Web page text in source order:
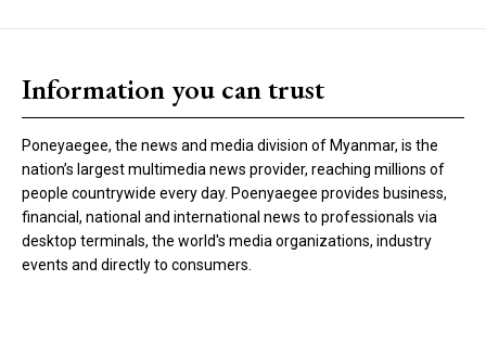
Information you can trust
Poneyaegee, the news and media division of Myanmar, is the
nation’s largest multimedia news provider, reaching millions of
people countrywide every day. Poenyaegee provides business,
financial, national and international news to professionals via
desktop terminals, the world's media organizations, industry
events and directly to consumers.